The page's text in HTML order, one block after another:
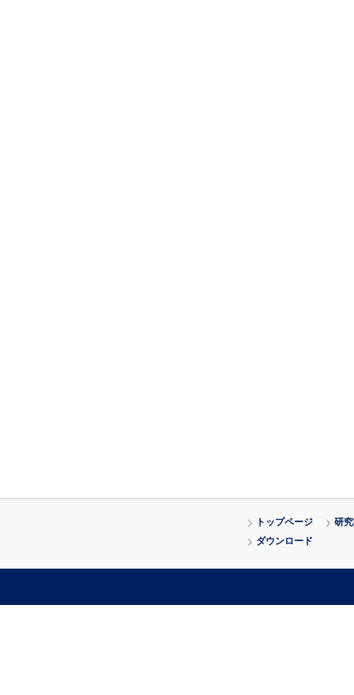
トップページ
研
ダウンロード